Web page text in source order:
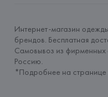
Интернет-магазин
брендов. Бесплатная
Самовывоз из фирменных
Россию.
*Подробнее на странице